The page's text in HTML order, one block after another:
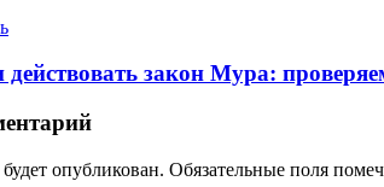
закон Мура:
опубликован. Обязательные поля